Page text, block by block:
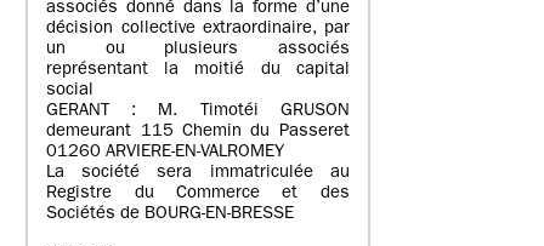
associés donné dans la forme d’une
décision collective extraordinaire, par
un ou plusieurs associés
représentant la moitié du capital
social
GERANT : M. Timotéi GRUSON
demeurant 115 Chemin du Passeret
01260 ARVIERE-EN-VALROMEY
La société sera immatriculée au
Registre du Commerce et des
Sociétés de BOURG-EN-BRESSE